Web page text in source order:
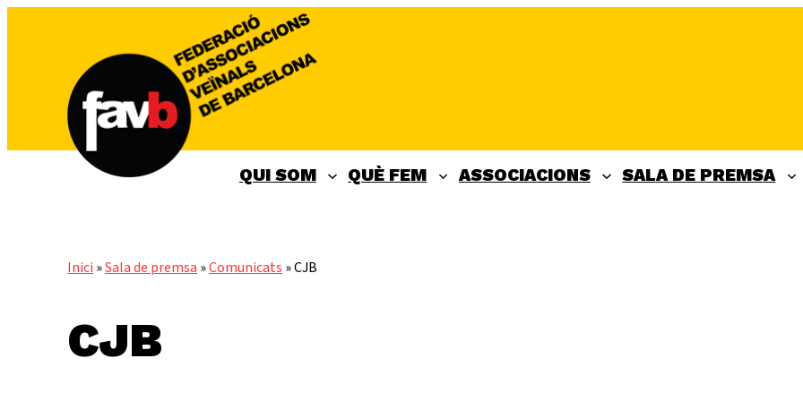
QUI SOM QUÈ FEM ASSOCIACIONS SALA DE PREMSA
Inici »Sala de premsa »Comunicats »CJB
CJB